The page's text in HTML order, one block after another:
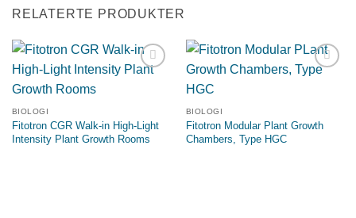
RELATERTE PRODUKTER
BIOLOGI
Fitotron CGR Walk-in High-Light
Intensity Plant Growth Rooms
Legg til
BIOLOGI
Fitotron Modular Plant Growth
Chambers, Type HGC